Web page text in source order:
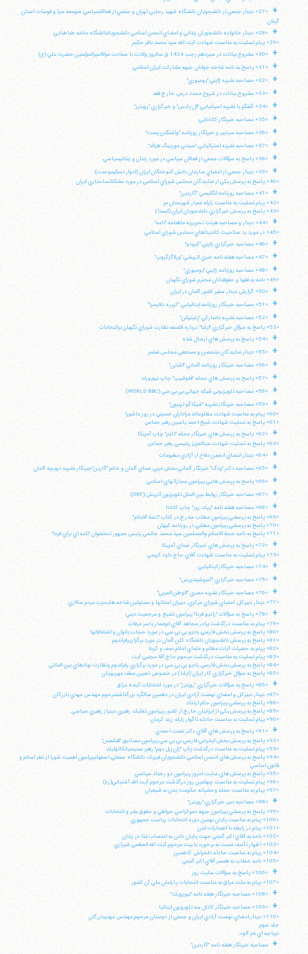
+
«27» ديدار جمعي از دانشجويان دانشگاه شهيد رجايي تهران و جمعي از فعالانسياسي صومعه سرا و فومنات استان
گيلان
+
«28» ديدار خانواده دانشجويان زنداني و اعضاي انجمن اسلامي دانشجوياندانشگاه علامه طباطبايي
«29» پيام تسليت به مناسبت شهادت آيت الله سيد محمد باقر حكيم
+ «30» مشروح بيانات در سيزدهم رجب 1424 ق سالروز ولادت با سعادت مولااميرالمؤمنين حضرت علي (ع)
+ «31» پاسخ به نامه شاخه جوانان جبهه مشاركت ايران اسلامي
+ «32» مصاحبه نشريه ژاپني "يوميوري"
+ «33» مشروح بيانات در شروع مجدد درس خارج فقه
+ «34» گفتگو با نشريه اسپانيايي "ال پايس" و خبرگزاري "رويترز"
+ «35» مصاحبه خبرنگار كانادايي
+ «36» مصاحبه سردبير و خبرنگار روزنامه "واشنگتن پست"
+ «37» مصاحبه نشريه استراليايي "سيدني مورنينگ هرالد"
+ «38» پاسخ به سؤالات جمعي از فعالان سياسي در مورد زندان و زندانيسياسي
+
«39» ديدار جمعي از اعضاي سازمان دانش آموختگان ايران (ادوار تحكيموحدت)
«40» پاسخ به پرسش يكي از نمايندگان مجلس شوراي اسلامي در مورد مشكلاتساختاري ايران
+
«41» مصاحبه روزنامه انگليسي "گاردين"
«42» پيام تسليت به مناسبت زلزله غمبار شهرستان بم
«43» پاسخ به پرسش خبرگزاري دانشجويان ايران (ايسنا)
+
«44» ديدار و مصاحبه هيئت تحريريه ماهنامه "نامه"
«45» در مورد رد صلاحيت كانديداهاي مجلس شوراي اسلامي
+ «46» مصاحبه خبرگزاري ژاپني "كيودو"
+ «47» مصاحبه هفته نامه خبري اتريشي "ورلاگزگروپ"
+
«48» مصاحبه روزنامه ژاپني "يوميوري"
«49» نامه به فقها و حقوقدانان محترم شوراي نگهبان
+ «50» گزارش ديدار سفير كشور آلمان در ايران
+ «51» مصاحبه خبرنگار روزنامه ايتاليايي "كريره دلايسرا"
+
«52» مصاحبه نشريه دانماركي "پليتيكن"
«53» پاسخ به سؤال خبرگزاري "ايلنا" درباره فلسفه نظارت شوراي نگهبان برانتخابات
+ «54» پاسخ به پرسش هاي ارسال شده
+ «55» ديدار نمايندگان متحصن و مستعفي مجلس ششم
+ «56» مصاحبه خبرنگار روزنامه آلماني "اشترن"
+ «57» پاسخ به پرسش هاي مجله "فلوشيپ" چاپ نيويورك
+ «58» مصاحبه تلويزيوني شبكه جهاني بي بي سي (WORLD BBC)
+
«59» مصاحبه خبرنگار نشريه "شيكاگو تريبون"
«60» پيام به مناسبت شهادت مظلومانه عزاداران حسيني در روز عاشورا
«61» پاسخ به تسليت شهادت شيخ احمد ياسين رهبر حماس
+
«62» پاسخ به پرسش هاي خبرنگار مجله "تايم" چاپ آمريكا
«63» پاسخ به تسليت شهادت عبدالعزيز رنتيسي رهبر حماس
+ «64» ديدار اعضاي انجمن دفاع از آزادي مطبوعات
+ «65» مصاحبه دكتر "ودگ" خبرنگار آلماني بخش غربي صداي آلمان و خانم "گارين"خبرنگار نشريه دويچه آلمان
+ «66» پاسخ به پرسش هايي پيرامون مجازاتهاي اسلامي
+ «67» مصاحبه خبرنگار روابط بين الملل تلويزيون اتريش (ORF)
+
«68» مصاحبه هفته نامه "پيك روز" چاپ كانادا
«69» پاسخ به پرسشي پيرامون مطلب مندرج در كتاب "تتمة الاعلام"
«70» پاسخ به پرسشي پيرامون مطلبي در روزنامه كيهان
«71» پاسخ به نامه حجة الاسلام والمسلمين سيد محمد خاتمي رئيس جمهور تحتعنوان "نامه اي براي فردا"
+
«72» پاسخ به پرسش هاي خبرنگار صداي آمريكا
«73» پيام تسليت به مناسبت شهادت آقاي حاج داود كريمي
+ «74» مصاحبه خبرنگار ايتاليايي
+ «75» مصاحبه خبرگزاري "آسوشيتدپرس"
+
«76» مصاحبه خبرنگار نشريه مصري "الوطن العربي"
«77» ديدار دبيركل، اعضاي شوراي مركزي، دبيران استانها و مسئولين شاخه هايحزب مردم سالاري
+
«78» پاسخ به سؤالات "راديو فردا" پيرامون تشيع و مرجعيت ديني
«79» پيام به مناسبت درگذشت برادر مجاهد آقاي ابوعمار ياسر عرفات
«80» پاسخ به پرسش بخش فارسي راديو بي بي سي در مورد حجاب بانوان و اشتغالآنها
«81» پاسخ به پرسش دانشجويان دانشگاه كلن آلمان در مورد برگزاريرفراندوم
«82» پيام به حضرات آيات عظام و علماي اعلام نجف و كربلا
«83» پيام تسليت به مناسبت درگذشت مرحوم حاج آقا مجتبي آيت
«84» پاسخ به پرسش بخش فارسي راديو بي بي سي در مورد برگزاري رفراندوم ونظارت نهادهاي بين المللي
«85» پاسخ به سؤال خبرگزاري كار ايران (ايلنا) در خصوص تعيين سقف مهريهزنان
+
«86» پاسخ به سؤالات خبرگزاري "رويترز" در مورد انتخابات آينده عراق
«87» ديدار دبيركل و اعضاي نهضت آزادي ايران در دهمين سالگرد بزرگداشتمرحوم مهندس مهدي بازرگان
«88» پاسخ به پرسشي پيرامون حكم ارتداد
«89» پاسخ به پرسش يكي از ايرانيان خارج از كشور پيرامون تفكيك رهبري دينياز رهبري سياسي
«90» پيام تسليت به مناسبت حادثه ناگوار زلزله زرند كرمان
+
«91» پاسخ به پرسش هاي آقاي دكتر نعمت احمدي
«92» پاسخ به پرسش بخش اينترنتي فارسي بي بي سي پيرامون مصاديق "قتلنفس"
«93» پيام تسليت به مناسبت درگذشت پاپ "ژان پل دوم" رهبر مسيحيانكاتوليك
«94» پاسخ به پرسش هاي انجمن اسلامي دانشجويان فيزيك دانشگاه صنعتي اصفهانپيرامون اهميت شورا از نظر اسلام و
قانون اساسي
«95» پاسخ به پرسش هاي سايت امروز پيرامون دو رخداد سياسي
«96» پيام تسليت به مناسبت چهلمين روز درگذشت مرحوم آيت الله آشتياني(ره)
«97» پيام به مناسبت حمله وحشيانه حكومت يمن به شيعيان
+
«98» مصاحبه دبير خبرگزاري "رويترز"
«99» پاسخ به پرسشي پيرامون جبهه دموكراسي خواهي و حقوق بشر و انتخابات
«100» پيام به مناسبت پايان نهمين دوره انتخابات رياست جمهوري
«101» پيام در رابطه با انفجارات لندن
«102» نامه به آقاي اكبر گنجي جهت پايان دادن به اعتصاب غذا در زندان
«103» اظهار تأسف نسبت به برخورد با بيت مرحوم آيت الله العظمي شيرازي
«104» پيام به مناسبت حادثه دلخراش كاظمين
«105» نامه خطاب به همسر آقاي اكبر گنجي
+
«106» پاسخ به سؤالات سايت روز
«107» پيام به ملت عراق به مناسبت انتخابات پارلمان ملي آن كشور
+ «108» مصاحبه خبرنگار هفته نامه "نيوزويك"
+
«109» مصاحبه خبرنگار كانال سه تلويزيون ايتاليا
«110» ديدار اعضاي نهضت آزادي ايران و جمعي از دوستان مرحوم مهندس مهديبازرگان
جلد سوم
ديباچه اي غم آلود:
+ مصاحبه خبرنگار هفته نامه "گاردين"
آیت‌الله منتظری
وب سایت رسمی آیت‌الله منتظری
ایران،قم ،میدان مصلّی، بلوار شهید محمّد منتظری، كوچه
شماره ٨
کد پستی: 3713744381
تلفن 37740011-25-98+ تا 14
فکس37740015-25-98+